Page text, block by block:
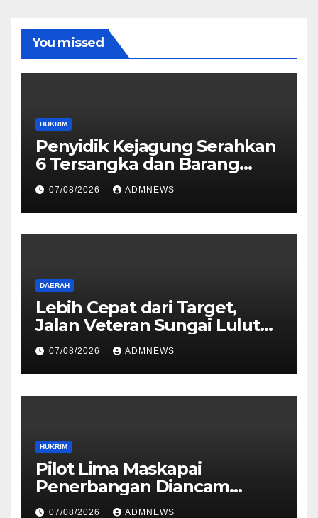
You missed
HUKRIM
Penyidik Kejagung Serahkan
6 Tersangka dan Barang
Bukti Perkara Korupsi
PETRAL, PES dan ISC ke JPU
Kejari Jakarta Pusat
07/08/2026 ADMNEWS
DAERAH
Lebih Cepat dari Target,
Jalan Veteran Sungai Lulut
Dibuka
07/08/2026 ADMNEWS
HUKRIM
Pilot Lima Maskapai
Penerbangan Diancam
Ditembak Mati OPM
07/08/2026 ADMNEWS